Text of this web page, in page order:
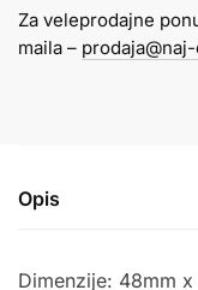
crveni
količina
Za veleprodajne
maila –
Opis
Dimenzije: 48mm